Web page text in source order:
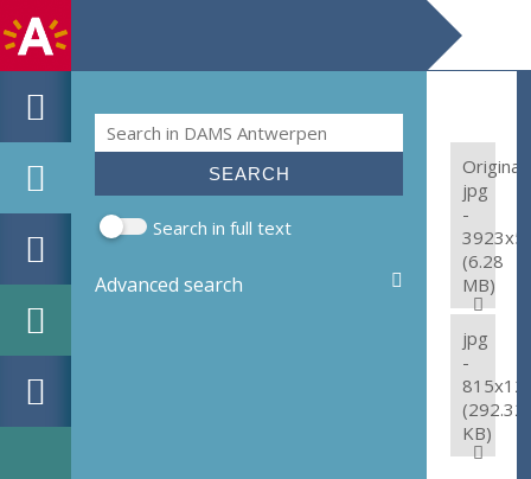
Search form
Search
Search in full text
Advanced search
Original:
jpg
-
(6.28
MB)
jpg
-
(292.32
KB)